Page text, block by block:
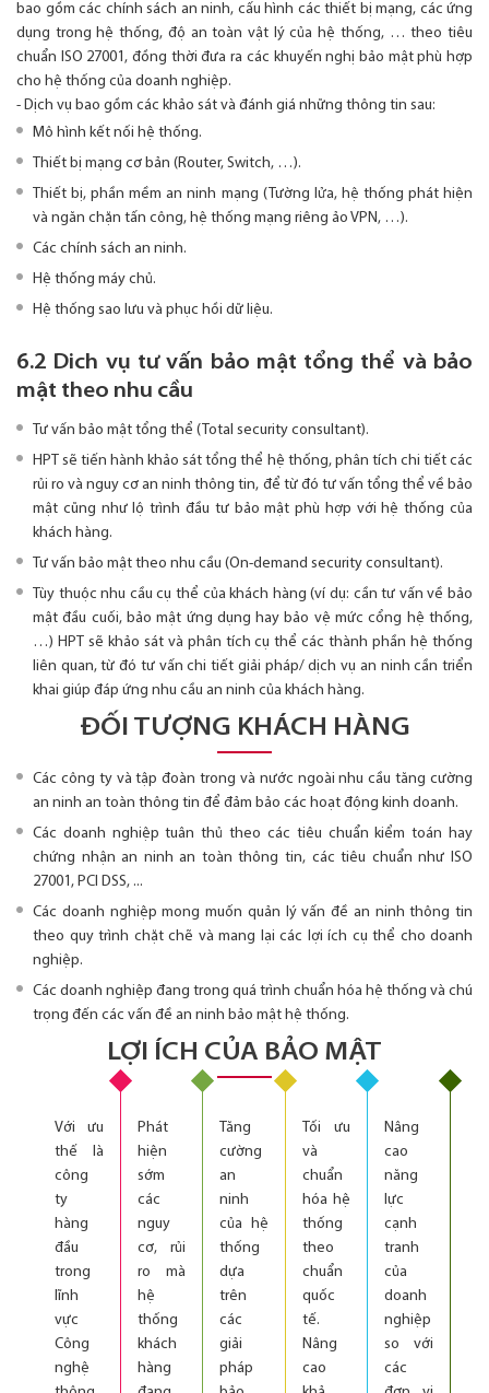
bao gồm các chính sách an ninh, cấu hình các thiết bị mạng, các ứng
dụng trong hệ thống, độ an toàn vật lý của hệ thống, … theo tiêu
chuẩn ISO 27001, đồng thời đưa ra các khuyến nghị bảo mật phù hợp
cho hệ thống của doanh nghiệp.
- Dịch vụ bao gồm các khảo sát và đánh giá những thông tin sau:
Mô hình kết nối hệ thống.
Thiết bị mạng cơ bản (Router, Switch, …).
Thiết bị, phần mềm an ninh mạng (Tường lửa, hệ thống phát hiện
và ngăn chặn tấn công, hệ thống mạng riêng ảo VPN, …).
Các chính sách an ninh.
Hệ thống máy chủ.
Hệ thống sao lưu và phục hồi dữ liệu.
6.2 Dich vụ tư vấn bảo mật tổng thể và bảo
mật theo nhu cầu
Tư vấn bảo mật tổng thể (Total security consultant).
HPT sẽ tiến hành khảo sát tổng thể hệ thống, phân tích chi tiết các
rủi ro và nguy cơ an ninh thông tin, để từ đó tư vấn tổng thể về bảo
mật cũng như lộ trình đầu tư bảo mật phù hợp với hệ thống của
khách hàng.
Tư vấn bảo mật theo nhu cầu (On-demand security consultant).
Tùy thuộc nhu cầu cụ thể của khách hàng (ví dụ: cần tư vấn về bảo
mật đầu cuối, bảo mật ứng dụng hay bảo vệ mức cổng hệ thống,
…) HPT sẽ khảo sát và phân tích cụ thể các thành phần hệ thống
liên quan, từ đó tư vấn chi tiết giải pháp/ dịch vụ an ninh cần triển
khai giúp đáp ứng nhu cầu an ninh của khách hàng.
ĐỐI TƯỢNG KHÁCH HÀNG
Các công ty và tập đoàn trong và nước ngoài nhu cầu tăng cường
an ninh an toàn thông tin để đảm bảo các hoạt động kinh doanh.
Các doanh nghiệp tuân thủ theo các tiêu chuẩn kiểm toán hay
chứng nhận an ninh an toàn thông tin, các tiêu chuẩn như ISO
27001, PCI DSS, ...
Các doanh nghiệp mong muốn quản lý vấn đề an ninh thông tin
theo quy trình chặt chẽ và mang lại các lợi ích cụ thể cho doanh
nghiệp.
Các doanh nghiệp đang trong quá trình chuẩn hóa hệ thống và chú
trọng đến các vấn đề an ninh bảo mật hệ thống.
LỢI ÍCH CỦA BẢO MẬT
Với ưu
thế là
công
ty
hàng
đầu
trong
lĩnh
vực
Công
nghệ
Phát
hiện
sớm
các
nguy
cơ, rủi
ro mà
hệ
thống
khách
hàng
Tăng
cường
an
ninh
của hệ
thống
dựa
trên
các
giải
pháp
Tối ưu
và
chuẩn
hóa hệ
thống
theo
chuẩn
quốc
tế.
Nâng
cao
Nâng
cao
năng
lực
cạnh
tranh
của
doanh
nghiệp
so với
các